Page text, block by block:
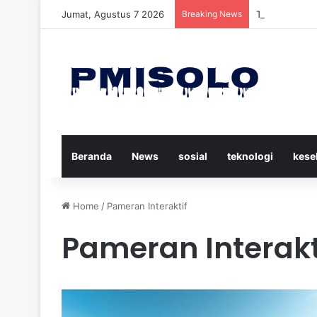
Jumat, Agustus 7 2026 Breaking News Trump
Beranda News sosial teknologi
Home / Pameran Interaktif
Pameran